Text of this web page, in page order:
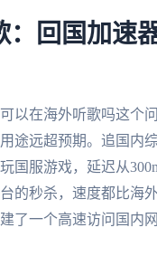
：回国加速
以在海外听歌吗这个
途远超预期。追国内
国服游戏，延迟从
的秒杀，速度都比海
了一个高速访问国内网